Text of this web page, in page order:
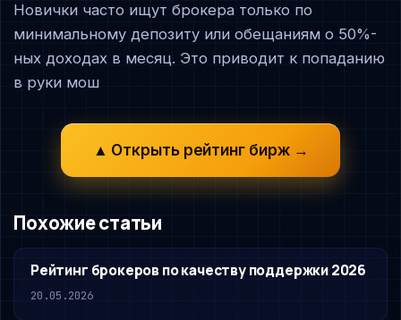
Новички часто ищут брокера только по
минимальному депозиту или обещаниям о 50%-
ных доходах в месяц. Это приводит к попаданию
в руки мош
▲ Открыть рейтинг бирж →
Похожие статьи
Рейтинг брокеров по качеству поддержки 2026
20.05.2026